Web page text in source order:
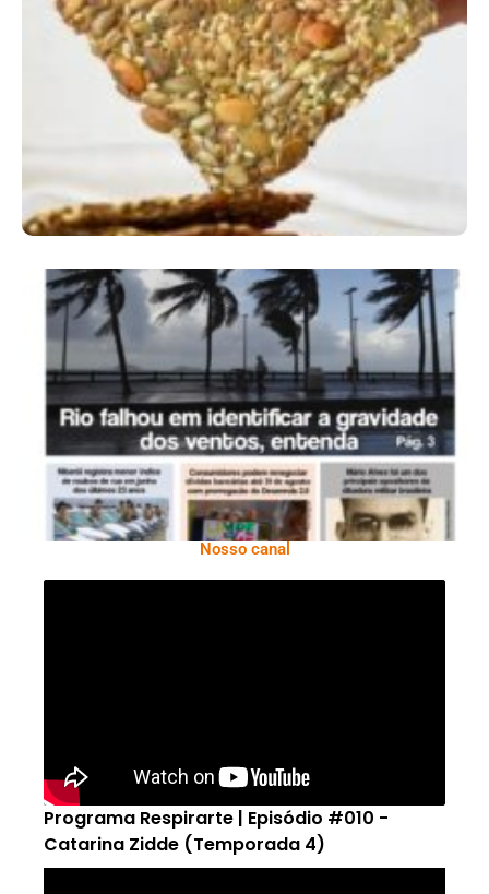
Comer Bem: Cracker De Sementes
Ano X – Número 366 01 A 07 De Agosto De
2026
Nosso canal
Programa Respirarte | Episódio #010 -
Catarina Zidde (Temporada 4)